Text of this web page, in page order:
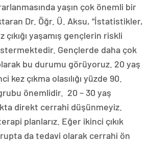
yaşın çok önemli bir
Dr. Öğr. Ü. Aksu, “İstatistikler,
çıkığı yaşamış gençlerin riskli
Gençlerde daha çok
bu durumu görüyoruz. 20 yaş
kez çıkma olasılığı yüzde 90.
önemlidir. 20 – 30 yaş
direkt cerrahi düşünmeyiz.
planlarız. Eğer ikinci çıkık
da tedavi olarak cerrahi ön